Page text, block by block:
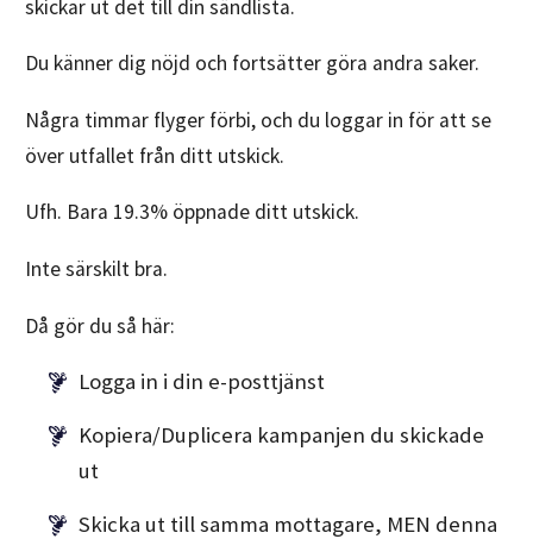
skickar ut det till din sändlista.
Du känner dig nöjd och fortsätter göra andra saker.
Några timmar flyger förbi, och du loggar in för att se
över utfallet från ditt utskick.
Ufh. Bara 19.3% öppnade ditt utskick.
Inte särskilt bra.
Då gör du så här:
Logga in i din e-posttjänst
Kopiera/Duplicera kampanjen du skickade
ut
Skicka ut till samma mottagare, MEN denna